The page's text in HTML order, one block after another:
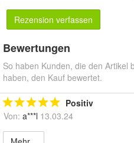
Rezension verfassen
Bewertungen
So haben Kunden, die den Artikel
haben, den Kauf bewertet.
Positiv
Von: a***l 13.03.24